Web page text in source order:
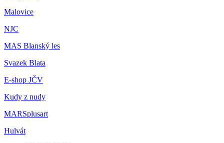
Malovice
NJC
MAS Blanský les
Svazek Blata
E-shop JČV
Kudy z nudy
MARSplusart
Hulvát